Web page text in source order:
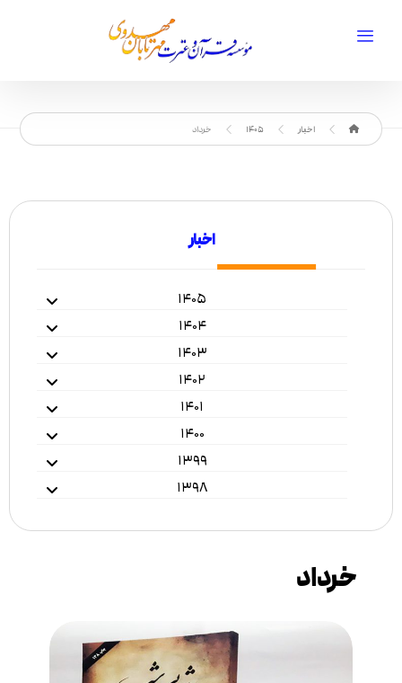
اخبار 1405 خرداد
اخبار
۱۴۰۵
۱۴۰۴
۱۴۰۳
۱۴۰۲
۱۴۰۱
۱۴۰۰
۱۳۹۹
۱۳۹۸
خرداد